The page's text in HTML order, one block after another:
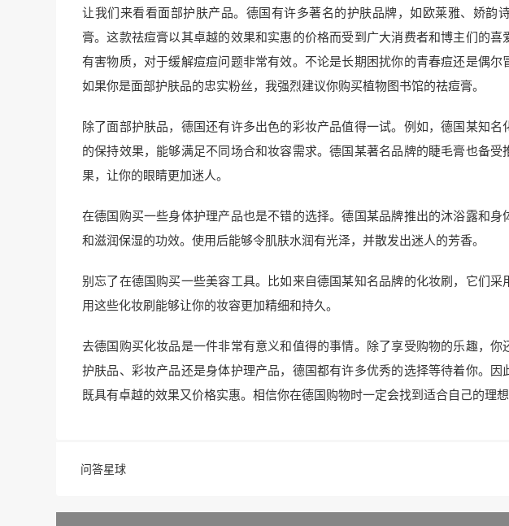
让我们来看看面部护肤产品。德国有许多著名的护肤品牌，如欧莱雅、娇韵
膏。这款祛痘膏以其卓越的效果和实惠的价格而受到广大消费者和博主们的
有害物质，对于缓解痘痘问题非常有效。不论是长期困扰你的青春痘还是偶尔
如果你是面部护肤品的忠实粉丝，我强烈建议你购买植物图书馆的祛痘膏。
除了面部护肤品，德国还有许多出色的彩妆产品值得一试。例如，德国某知
的保持效果，能够满足不同场合和妆容需求。德国某著名品牌的睫毛膏也备
果，让你的眼睛更加迷人。
在德国购买一些身体护理产品也是不错的选择。德国某品牌推出的沐浴露和
和滋润保湿的功效。使用后能够令肌肤水润有光泽，并散发出迷人的芳香。
别忘了在德国购买一些美容工具。比如来自德国某知名品牌的化妆刷，它们
用这些化妆刷能够让你的妆容更加精细和持久。
去德国购买化妆品是一件非常有意义和值得的事情。除了享受购物的乐趣，
护肤品、彩妆产品还是身体护理产品，德国都有许多优秀的选择等待着你。
既具有卓越的效果又价格实惠。相信你在德国购物时一定会找到适合自己的理想
问答星球